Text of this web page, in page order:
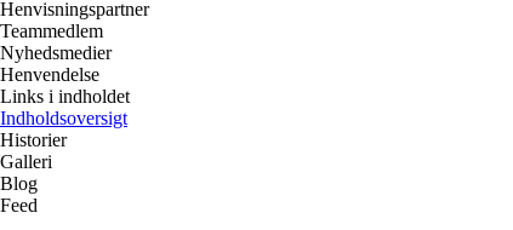
Henvisningspartner
Teammedlem
Nyhedsmedier
Henvendelse
Links i indholdet
Indholdsoversigt
Historier
Galleri
Blog
Feed